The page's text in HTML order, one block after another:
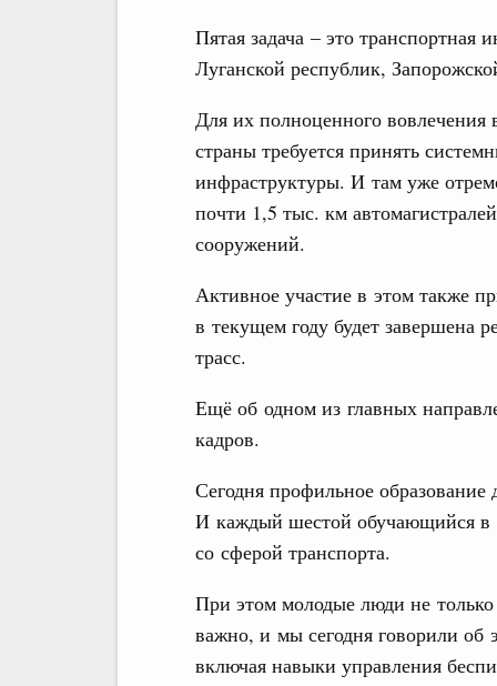
Пятая задача – это транспортная
Луганской республик,
Для их полноценного
страны требуется принять
инфраструктуры. И там уже
почти 1,5 тыс. км
сооружений.
Активное участие в этом также
в текущем году будет завершена
трасс.
Ещё об одном из главных
кадров.
Сегодня профильное образование
И каждый шестой обучающийся в
со сферой транспорта.
При этом молодые люди не только
важно, и мы сегодня говорили об
включая навыки управления